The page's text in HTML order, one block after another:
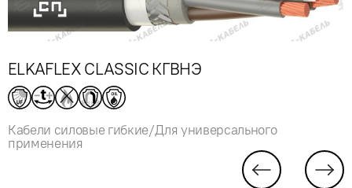
ELKAFLEX CLASSIC КГВНЭ
Кабели силовые гибкие/Для универсального
применения